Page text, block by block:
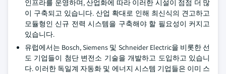
인프라를 운영하며, 산업화에 따라 이러한 시설이 점점 더 많
이 구축되고 있습니다. 산업 확대로 인해 최신식의 견고하고
모듈형인 신규 전력 시스템을 구축해야 할 필요성이 커지고
있습니다.
유럽에서는 Bosch, Siemens 및 Schneider Electric을 비롯한 선
도 기업들이 첨단 변전소 기술을 개발하고 도입하고 있습니
다. 이러한 독일계 자동화 및 에너지 시스템 기업들은 이미 스